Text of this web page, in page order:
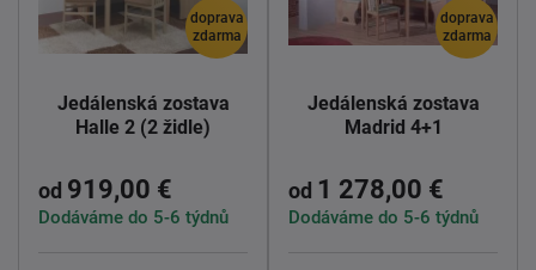
doprava
zdarma
Jedálenská zostava
Halle 2 (2 židle)
od 919,00 €
Dodáváme do 5-6 týdnů
doprava
zdarma
Jedálenská zostava
Madrid 4+1
od 1 278,00 €
Dodáváme do 5-6 týdnů